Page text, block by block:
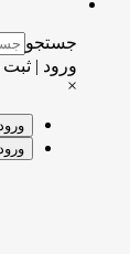
جستجو
ورود | ثبت
×